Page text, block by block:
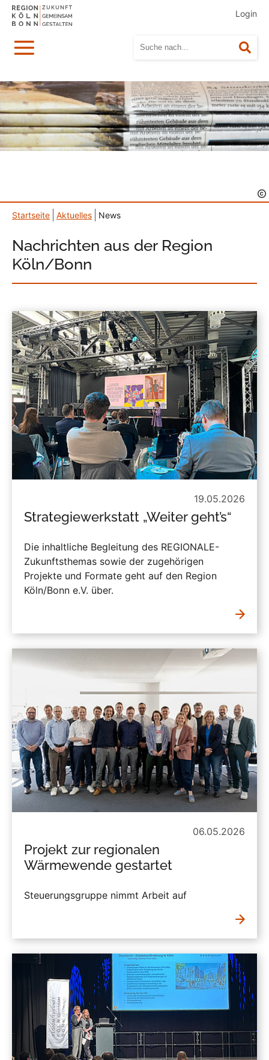
Login
Menü
Startseite Aktuelles News
Nachrichten aus der Region
Köln/Bonn
19.05.2026
Strategiewerkstatt „Weiter geht’s“
Die inhaltliche Begleitung des REGIONALE-
Zukunftsthemas sowie der zugehörigen
Projekte und Formate geht auf den Region
Köln/Bonn e.V. über.
06.05.2026
Projekt zur regionalen
Wärmewende gestartet
Steuerungsgruppe nimmt Arbeit auf